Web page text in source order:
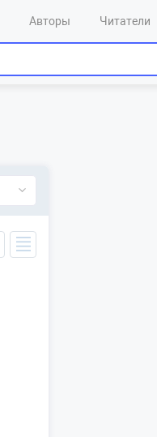
Авторы Читатели